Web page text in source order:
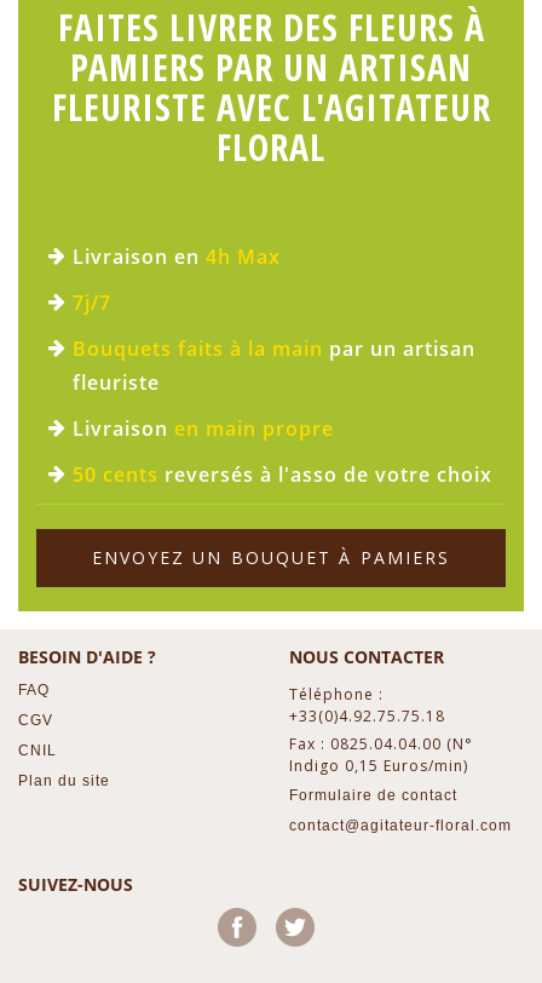
FAITES LIVRER DES FLEURS À
PAMIERS PAR UN ARTISAN
FLEURISTE AVEC L'AGITATEUR
FLORAL
Livraison en 4h Max
7j/7
Bouquets faits à la main par un artisan
fleuriste
Livraison en main propre
50 cents reversés à l'asso de votre choix
ENVOYEZ UN BOUQUET À PAMIERS
BESOIN D'AIDE ?
FAQ
CGV
CNIL
Plan du site
NOUS CONTACTER
Téléphone :
+33(0)4.92.75.75.18
Fax : 0825.04.04.00 (N°
Indigo 0,15 Euros/min)
Formulaire de contact
contact@agitateur-floral.com
SUIVEZ-NOUS
Facebook